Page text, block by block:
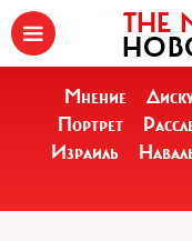
THE
Мнение
Портрет
Израиль